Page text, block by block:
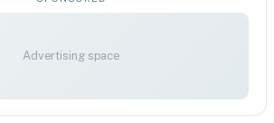
Advertising space